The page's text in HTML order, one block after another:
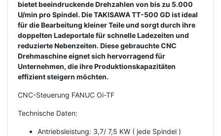
bietet beeindruckende Drehzahlen von bis zu 5.000
U/min pro Spindel. Die TAKISAWA TT-500 GD ist ideal
für die Bearbeitung kleiner Teile und sorgt durch ihre
doppelten Ladeportale für schnelle Ladezeiten und
reduzierte Nebenzeiten. Diese gebrauchte CNC
Drehmaschine eignet sich hervorragend für
Unternehmen, die ihre Produktionskapazitäten
effizient steigern möchten.
CNC-Steuerung FANUC Oi-TF
Technische Daten:
Antriebsleistung: 3,7/ 7,5 KW ( jede Spindel )